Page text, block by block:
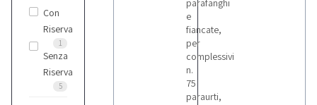
Con
Riserva
1
Senza
Riserva
5
parafanghi
e
fiancate,
per
complessivi
n.
75
paraurti,